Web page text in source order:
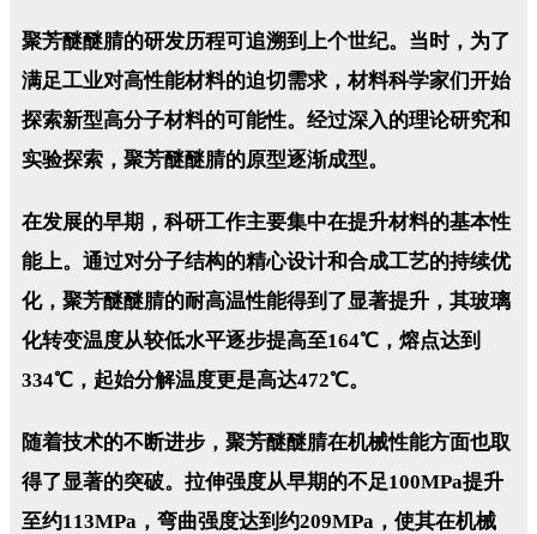
聚芳醚醚腈的研发历程可追溯到上个世纪。当时，为了
满足工业对高性能材料的迫切需求，材料科学家们开始
探索新型高分子材料的可能性。经过深入的理论研究和
实验探索，聚芳醚醚腈的原型逐渐成型。
在发展的早期，科研工作主要集中在提升材料的基本性
能上。通过对分子结构的精心设计和合成工艺的持续优
化，聚芳醚醚腈的耐高温性能得到了显著提升，其玻璃
化转变温度从较低水平逐步提高至164℃，熔点达到
334℃，起始分解温度更是高达472℃。
随着技术的不断进步，聚芳醚醚腈在机械性能方面也取
得了显著的突破。拉伸强度从早期的不足100MPa提升
至约113MPa，弯曲强度达到约209MPa，使其在机械